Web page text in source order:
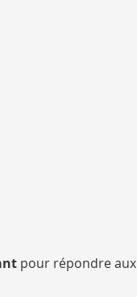
pour répondre aux